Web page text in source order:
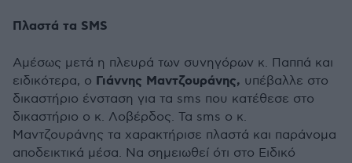
Πλαστά τα SMS
Αμέσως μετά η πλευρά των συνηγόρων κ. Παππά και
ειδικότερα, ο Γιάννης Μαντζουράνης, υπέβαλλε στο
δικαστήριο ένσταση για τα sms που κατέθεσε στο
δικαστήριο ο κ. Λοβέρδος. Τα sms ο κ.
Μαντζουράνης τα χαρακτήρισε πλαστά και παράνομα
αποδεικτικά μέσα. Να σημειωθεί ότι στο Ειδικό